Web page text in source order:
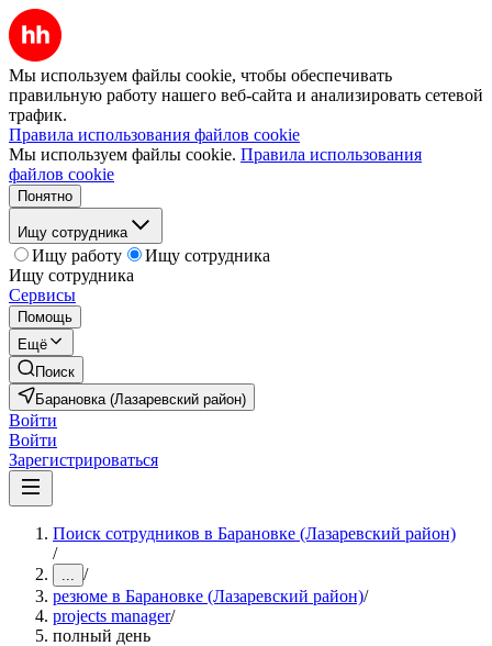
Мы используем файлы cookie, чтобы обеспечивать
правильную работу нашего веб-сайта и анализировать сетевой
трафик.
Правила использования файлов cookie
Мы используем файлы cookie. Правила использования
файлов cookie
Понятно
Ищу сотрудника
Ищу работу
Ищу сотрудника
Ищу сотрудника
Сервисы
Помощь
Ещё
Поиск
Барановка (Лазаревский район)
Войти
Войти
Зарегистрироваться
Поиск сотрудников в Барановке (Лазаревский район)
/
... /
резюме в Барановке (Лазаревский район)/
projects manager/
полный день